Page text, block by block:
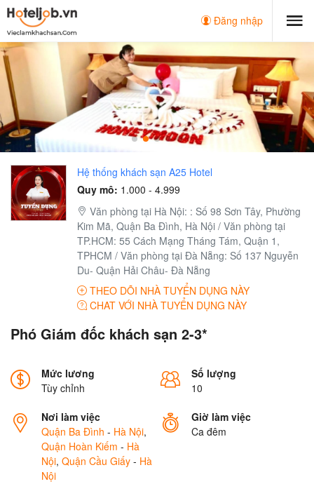
Đăng nhập
Hệ thống khách sạn A25 Hotel
Quy mô: 1.000 - 4.999
Văn phòng tại Hà Nội: : Số 98 Sơn Tây, Phường
Kim Mã, Quận Ba Đình, Hà Nội / Văn phòng tại
TP.HCM: 55 Cách Mạng Tháng Tám, Quận 1,
TPHCM / Văn phòng tại Đà Nẵng: Số 137 Nguyễn
Du- Quận Hải Châu- Đà Nẵng
THEO DÕI NHÀ TUYỂN DỤNG NÀY
CHAT VỚI NHÀ TUYỂN DỤNG NÀY
Phó Giám đốc khách sạn 2-3*
Mức lương
Tùy chỉnh
Số lượng
10
Nơi làm việc
Quận Ba Đình - Hà Nội,
Quận Hoàn Kiếm - Hà
Nội, Quận Cầu Giấy - Hà
Nội
Giờ làm việc
Ca đêm